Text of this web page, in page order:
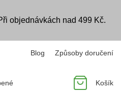
objednávkách nad 499 Kč.
Blog Způsoby doručení
Košík